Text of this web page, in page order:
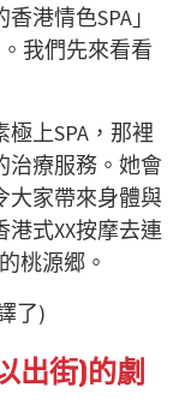
港情色SPA」
我們先來看看
上SPA，那裡
治療服務。她會
大家帶來身體與
港式XX按摩去連
桃源郷。
了)
出街)的劇